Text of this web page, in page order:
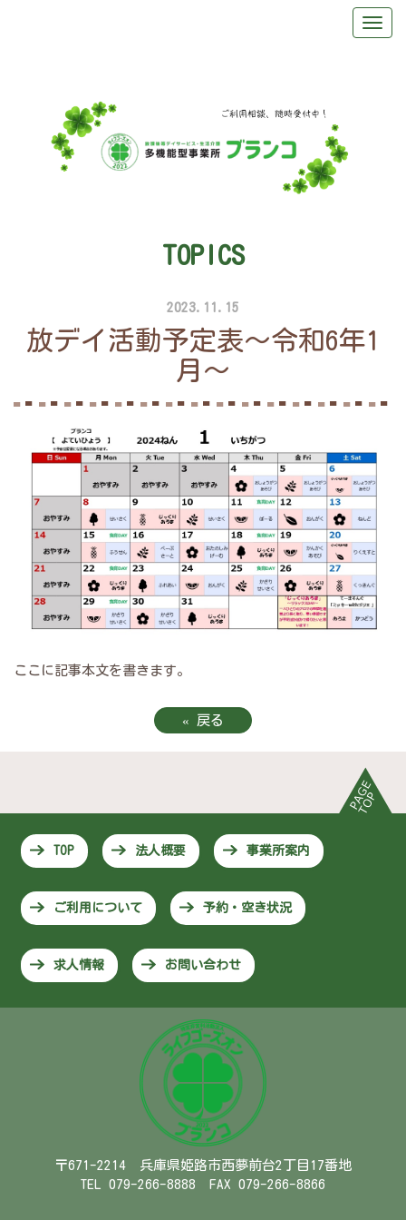
TOPICS
2023.11.15
放デイ活動予定表～令和6年1
月～
ここに記事本文を書きます。
« 戻る
TOP 法人概要 事業所案内
ご利用について 予約・空き状況
求人情報 お問い合わせ
〒671-2214 兵庫県姫路市西夢前台2丁目17番地
TEL 079-266-8888 FAX 079-266-8866